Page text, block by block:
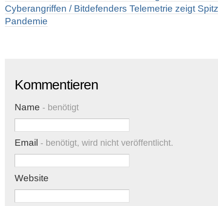
Cyberangriffen / Bitdefenders Telemetrie zeigt
Pandemie
Kommentieren
Name - benötigt
Email - benötigt, wird nicht veröffentlicht.
Website